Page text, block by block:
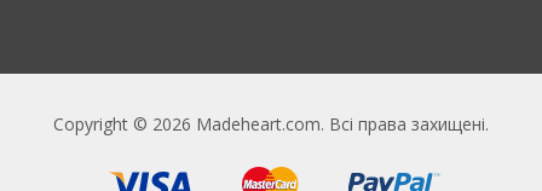
Copyright © 2026 Madeheart.com. Всі права захищені.